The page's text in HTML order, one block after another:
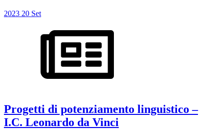
2023 20 Set
Progetti di potenziamento linguistico –
I.C. Leonardo da Vinci